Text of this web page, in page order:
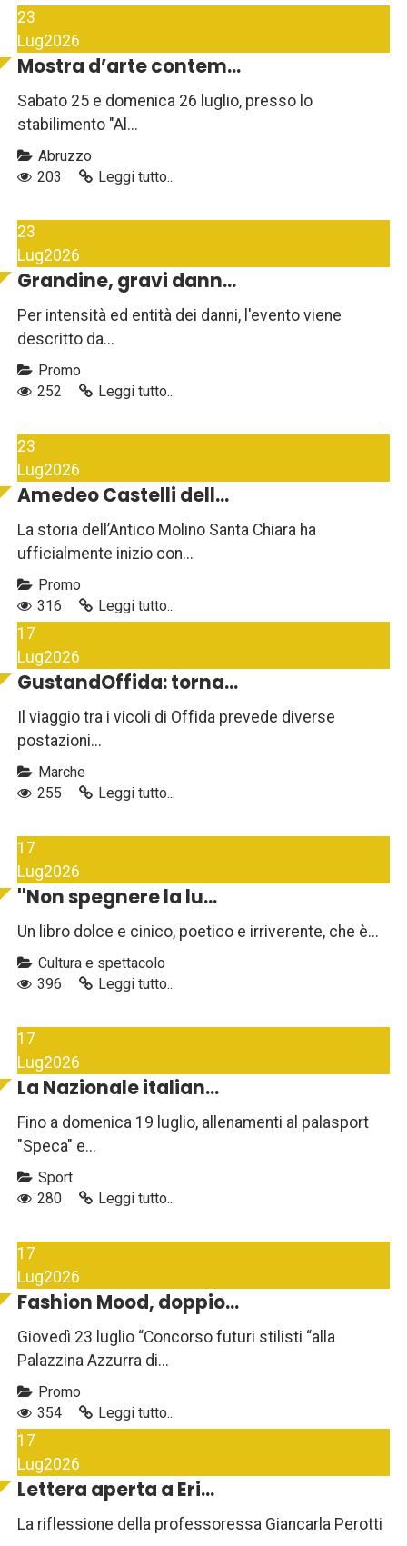
23
Lug2026
Mostra d’arte contem...
Sabato 25 e domenica 26 luglio, presso lo
stabilimento "Al...
Abruzzo
203
Leggi tutto...
23
Lug2026
Grandine, gravi dann...
Per intensità ed entità dei danni, l'evento viene
descritto da...
Promo
252
Leggi tutto...
23
Lug2026
Amedeo Castelli dell...
La storia dell’Antico Molino Santa Chiara ha
ufficialmente inizio con...
Promo
316
Leggi tutto...
17
Lug2026
GustandOffida: torna...
Il viaggio tra i vicoli di Offida prevede diverse
postazioni...
Marche
255
Leggi tutto...
17
Lug2026
''Non spegnere la lu...
Un libro dolce e cinico, poetico e irriverente, che è...
Cultura e spettacolo
396
Leggi tutto...
17
Lug2026
La Nazionale italian...
Fino a domenica 19 luglio, allenamenti al palasport
"Speca" e...
Sport
280
Leggi tutto...
17
Lug2026
Fashion Mood, doppio...
Giovedì 23 luglio “Concorso futuri stilisti “alla
Palazzina Azzurra di...
Promo
354
Leggi tutto...
17
Lug2026
Lettera aperta a Eri...
La riflessione della professoressa Giancarla Perotti